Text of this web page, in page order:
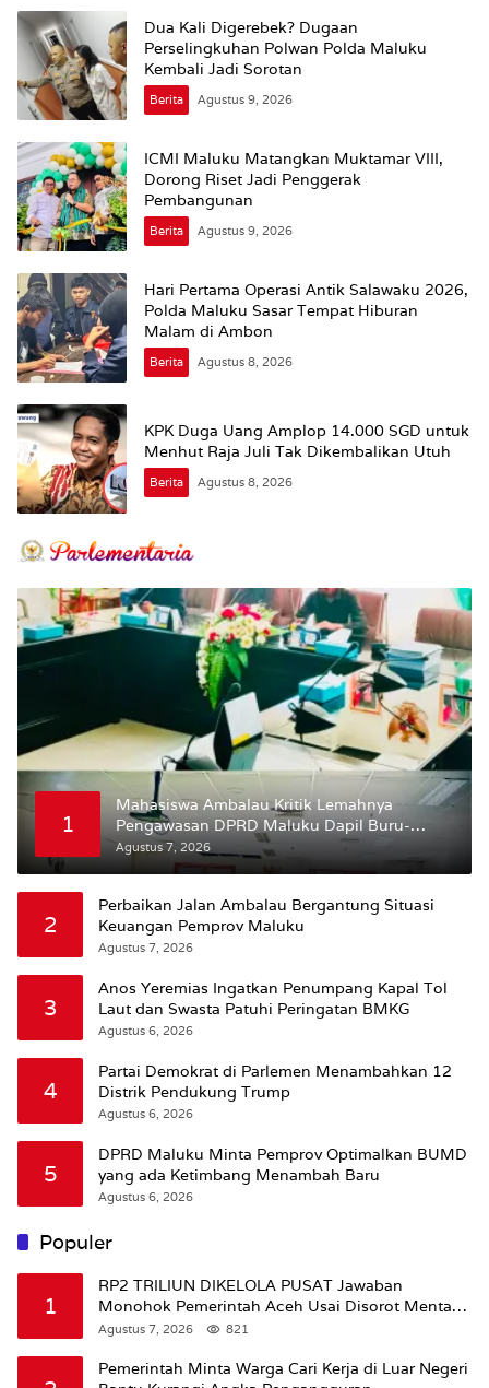
Dua Kali Digerebek? Dugaan
Perselingkuhan Polwan Polda Maluku
Kembali Jadi Sorotan
Berita Agustus 9, 2026
ICMI Maluku Matangkan Muktamar VIII,
Dorong Riset Jadi Penggerak
Pembangunan
Berita Agustus 9, 2026
Hari Pertama Operasi Antik Salawaku 2026,
Polda Maluku Sasar Tempat Hiburan
Malam di Ambon
Berita Agustus 8, 2026
KPK Duga Uang Amplop 14.000 SGD untuk
Menhut Raja Juli Tak Dikembalikan Utuh
Berita Agustus 8, 2026
1
Mahasiswa Ambalau Kritik Lemahnya
Pengawasan DPRD Maluku Dapil Buru-
Bursel Terhadap Proses Perubahan Status
Jalan
Agustus 7, 2026
2
Perbaikan Jalan Ambalau Bergantung Situasi
Keuangan Pemprov Maluku
Agustus 7, 2026
3
Anos Yeremias Ingatkan Penumpang Kapal Tol
Laut dan Swasta Patuhi Peringatan BMKG
Agustus 6, 2026
4
Partai Demokrat di Parlemen Menambahkan 12
Distrik Pendukung Trump
Agustus 6, 2026
5
DPRD Maluku Minta Pemprov Optimalkan BUMD
yang ada Ketimbang Menambah Baru
Agustus 6, 2026
Populer
1
RP2 TRILIUN DIKELOLA PUSAT Jawaban
Monohok Pemerintah Aceh Usai Disorot Mentan
Amran Soal Dana Pertanian
Agustus 7, 2026 821
Pemerintah Minta Warga Cari Kerja di Luar Negeri